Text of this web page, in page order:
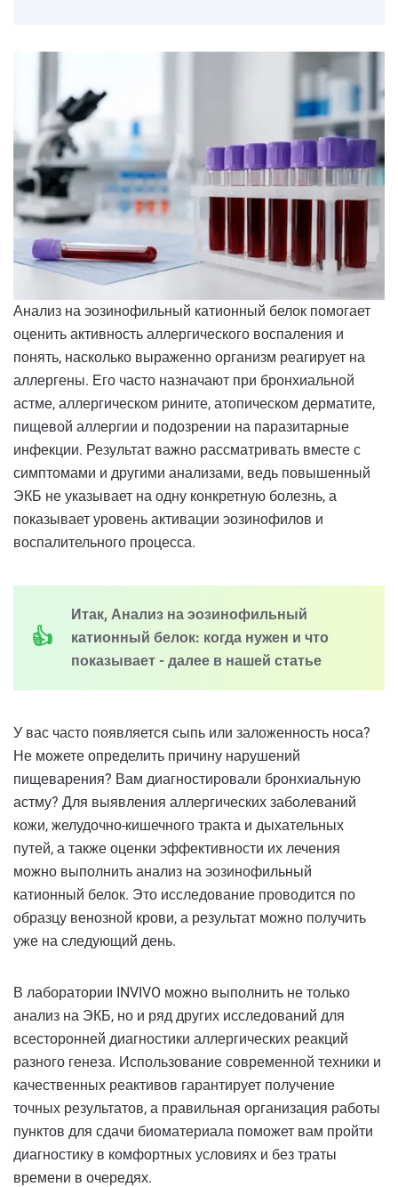
Анализ на эозинофильный катионный белок помогает
оценить активность аллергического воспаления и
понять, насколько выраженно организм реагирует на
аллергены. Его часто назначают при бронхиальной
астме, аллергическом рините, атопическом дерматите,
пищевой аллергии и подозрении на паразитарные
инфекции. Результат важно рассматривать вместе с
симптомами и другими анализами, ведь повышенный
ЭКБ не указывает на одну конкретную болезнь, а
показывает уровень активации эозинофилов и
воспалительного процесса.
Итак, Анализ на эозинофильный
катионный белок: когда нужен и что
показывает - далее в нашей статье
У вас часто появляется сыпь или заложенность носа?
Не можете определить причину нарушений
пищеварения? Вам диагностировали бронхиальную
астму? Для выявления аллергических заболеваний
кожи, желудочно-кишечного тракта и дыхательных
путей, а также оценки эффективности их лечения
можно выполнить анализ на эозинофильный
катионный белок. Это исследование проводится по
образцу венозной крови, а результат можно получить
уже на следующий день.
В лаборатории INVIVO можно выполнить не только
анализ на ЭКБ, но и ряд других исследований для
всесторонней диагностики аллергических реакций
разного генеза. Использование современной техники и
качественных реактивов гарантирует получение
точных результатов, а правильная организация работы
пунктов для сдачи биоматериала поможет вам пройти
диагностику в комфортных условиях и без траты
времени в очередях.